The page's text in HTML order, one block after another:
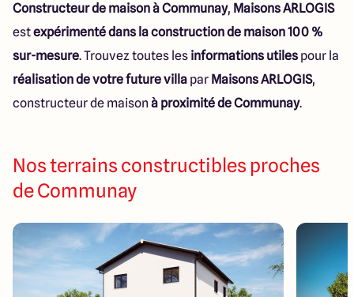
Constructeur de maison à Communay, Maisons ARLOGIS
estexpérimenté dans la construction de maison 100 %
sur-mesure. Trouvez toutes les informations utiles pour la
réalisation de votre future villa par Maisons ARLOGIS,
constructeur de maison à proximité de Communay.
Nos terrains constructibles proches
de Communay